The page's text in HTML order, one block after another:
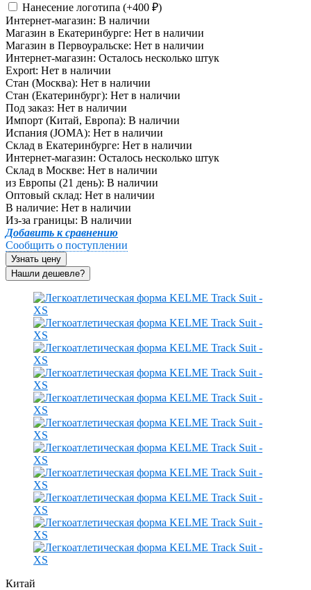
Нанесение логотипа (+400 ₽)
Интернет-магазин: В наличии
Магазин в Екатеринбурге: Нет в наличии
Магазин в Первоуральске: Нет в наличии
Интернет-магазин: Осталось несколько штук
Export: Нет в наличии
Стан (Москва): Нет в наличии
Стан (Екатеринбург): Нет в наличии
Под заказ: Нет в наличии
Импорт (Китай, Европа): В наличии
Испания (JOMA): Нет в наличии
Склад в Екатеринбурге: Нет в наличии
Интернет-магазин: Осталось несколько штук
Склад в Москве: Нет в наличии
из Европы (21 день): В наличии
Оптовый склад: Нет в наличии
В наличие: Нет в наличии
Из-за границы: В наличии
Добавить к сравнению
Сообщить о поступлении
Узнать цену
Китай